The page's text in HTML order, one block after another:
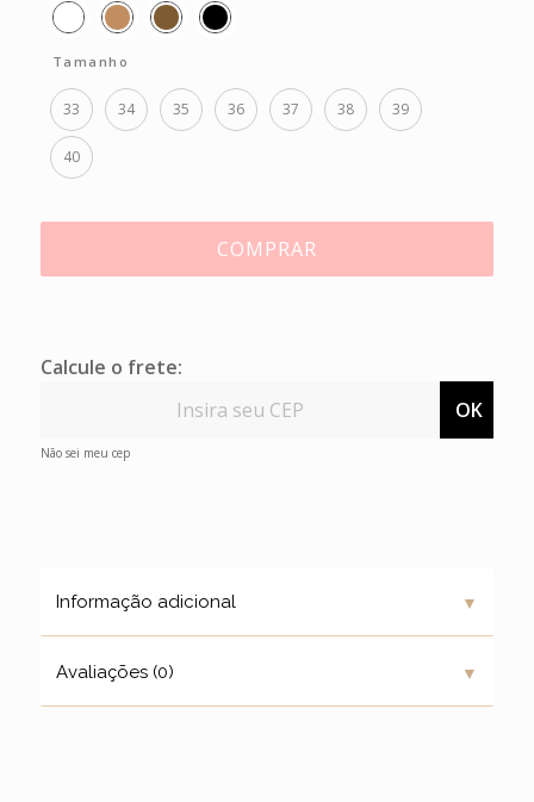
Tamanho
33 34 35 36 37 38 39
40
COMPRAR
Calcule o frete:
OK
Não sei meu cep
Informação adicional ▼
Avaliações (0) ▼